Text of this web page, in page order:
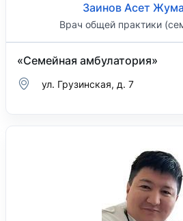
Заинов Асет
Врач общей практики
«Семейная амбулатория»
ул. Грузинская, д. 7